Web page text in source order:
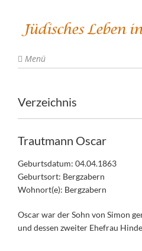
Menü
Verzeichnis
Trautmann Oscar
Geburtsdatum: 04.04.1863
Geburtsort: Bergzabern
Wohnort(e): Bergzabern
Oscar war der Sohn von Simon
und dessen zweiter Ehefrau